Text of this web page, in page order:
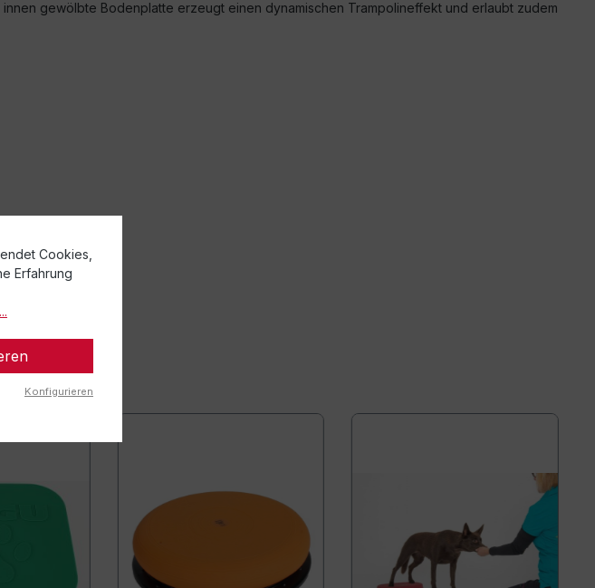
gewölbte Bodenplatte erzeugt einen dynamischen Trampolineffekt und erlaubt zudem
Cookies,
Erfahrung
Konfigurieren